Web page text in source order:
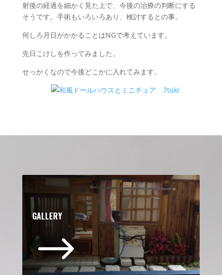
射後の経過を細かく見た上で、今後の治療の判断にする
そうです。手術もいろいろあり、検討するとの事。
何しろ月日がかかることはNGで考えています。
先日こけしを作ってみました。
せっかくなので今後どこかに入れてみます。
GALLERY
$